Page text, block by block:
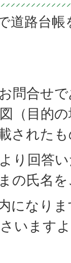
道路台
問合せ
（目的
された
り回答
の氏名
になり
います